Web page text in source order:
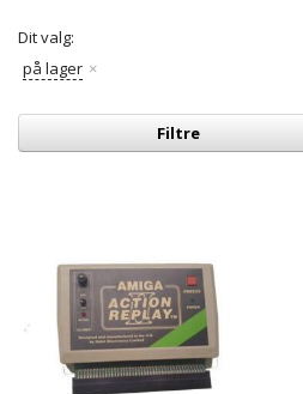
Dit valg:
på lager
Filtre